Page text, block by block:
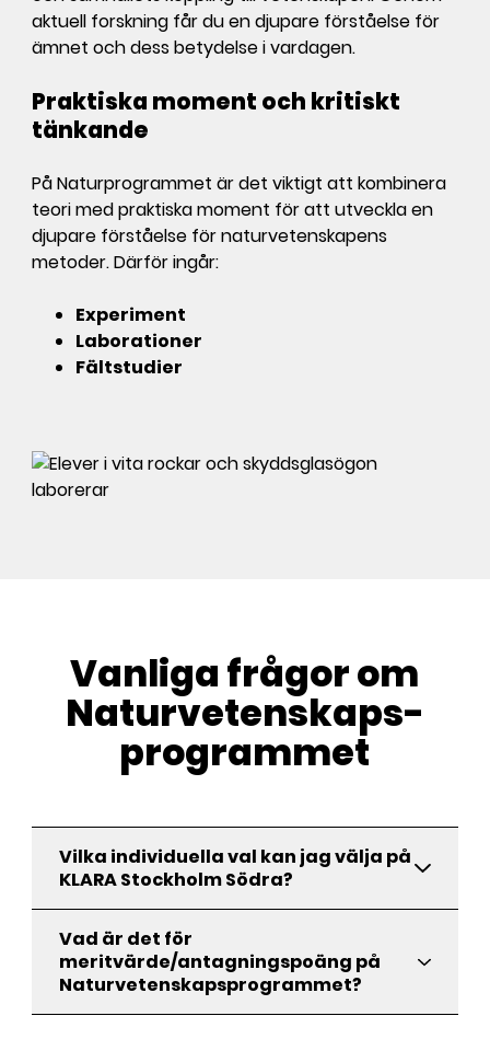
aktuell forskning får du en djupare förståelse för
ämnet och dess betydelse i vardagen.
Praktiska moment och kritiskt
tänkande
På Naturprogrammet är det viktigt att kombinera
teori med praktiska moment för att utveckla en
djupare förståelse för naturvetenskapens
metoder. Därför ingår:
Experiment
Laborationer
Fältstudier
Vanliga frågor om
Naturvetenskaps­
programmet
Vilka individuella val kan jag välja på
KLARA Stockholm Södra?
Vad är det för
meritvärde/antagningspoäng på
Naturvetenskapsprogrammet?